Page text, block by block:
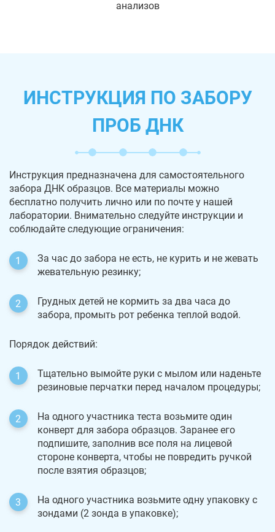
анализов
ИНСТРУКЦИЯ ПО ЗАБОРУ
ПРОБ ДНК
Инструкция предназначена для самостоятельного
забора ДНК образцов. Все материалы можно
бесплатно получить лично или по почте у нашей
лаборатории. Внимательно следуйте инструкции и
соблюдайте следующие ограничения:
За час до забора не есть, не курить и не жевать
жевательную резинку;
Грудных детей не кормить за два часа до
забора, промыть рот ребенка теплой водой.
Порядок действий:
Тщательно вымойте руки с мылом или наденьте
резиновые перчатки перед началом процедуры;
На одного участника теста возьмите один
конверт для забора образцов. Заранее его
подпишите, заполнив все поля на лицевой
стороне конверта, чтобы не повредить ручкой
после взятия образцов;
На одного участника возьмите одну упаковку с
зондами (2 зонда в упаковке);